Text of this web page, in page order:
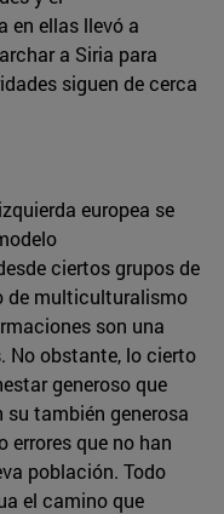
en ellas llevó a
a Siria para
siguen de cerca
europea se
ciertos grupos de
de multiculturalismo
son una
No obstante, lo cierto
generoso que
su también generosa
errores que no han
población. Todo
el camino que